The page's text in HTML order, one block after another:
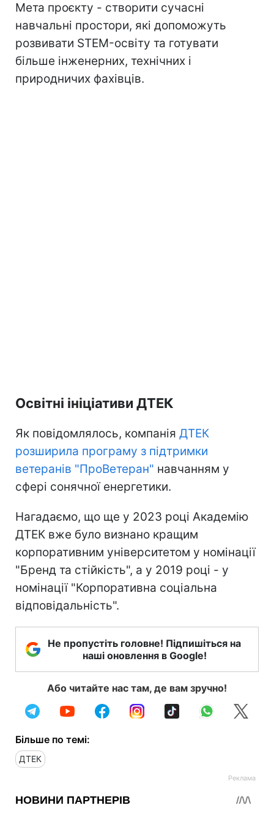
Мета проєкту - створити сучасні
навчальні простори, які допоможуть
розвивати STEM-освіту та готувати
більше інженерних, технічних і
природничих фахівців.
Освітні ініціативи ДТЕК
Як повідомлялось, компанія ДТЕК
розширила програму з підтримки
ветеранів "ПроВетеран" навчанням у
сфері сонячної енергетики.
Нагадаємо, що ще у 2023 році Академію
ДТЕК вже було визнано кращим
корпоративним університетом у номінації
"Бренд та стійкість", а у 2019 році - у
номінації "Корпоративна соціальна
відповідальність".
Не пропустіть головне! Підпишіться на
наші оновлення в Google!
Або читайте нас там, де вам зручно!
Більше по темі:
ДТЕК